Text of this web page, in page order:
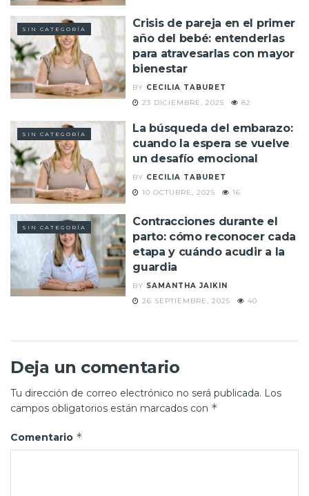
SIN CATEGORÍA
Crisis de pareja en el primer
año del bebé: entenderlas
para atravesarlas con mayor
bienestar
BY CECILIA TABURET
23 DICIEMBRE, 2025
82
SIN CATEGORÍA
La búsqueda del embarazo:
cuando la espera se vuelve
un desafío emocional
BY CECILIA TABURET
10 OCTUBRE, 2025
16
SIN CATEGORÍA
Contracciones durante el
parto: cómo reconocer cada
etapa y cuándo acudir a la
guardia
BY SAMANTHA JAIKIN
26 SEPTIEMBRE, 2025
40
Deja un comentario
Tu dirección de correo electrónico no será publicada. Los
campos obligatorios están marcados con *
Comentario *